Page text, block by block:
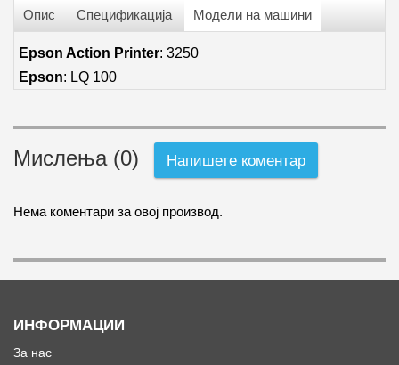
Опис Спецификација Модели на машини
Epson Action Printer: 3250
Epson: LQ 100
Мислења (0) Напишете коментар
Нема коментари за овој производ.
ИНФОРМАЦИИ
За нас